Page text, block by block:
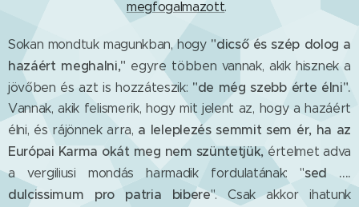
megfogalmazott.
Sokan mondtuk magunkban, hogy "dicső és szép dolog a
hazáért meghalni," egyre többen vannak, akik hisznek a
jövőben és azt is hozzáteszik: "de még szebb érte élni".
Vannak, akik felismerik, hogy mit jelent az, hogy a hazáért
élni, és rájönnek arra, a leleplezés semmit sem ér, ha az
Európai Karma okát meg nem szüntetjük,értelmet adva
a vergiliusi mondás harmadik fordulatának: "sed ....
dulcissimum pro patria bibere". Csak akkor ihatunk